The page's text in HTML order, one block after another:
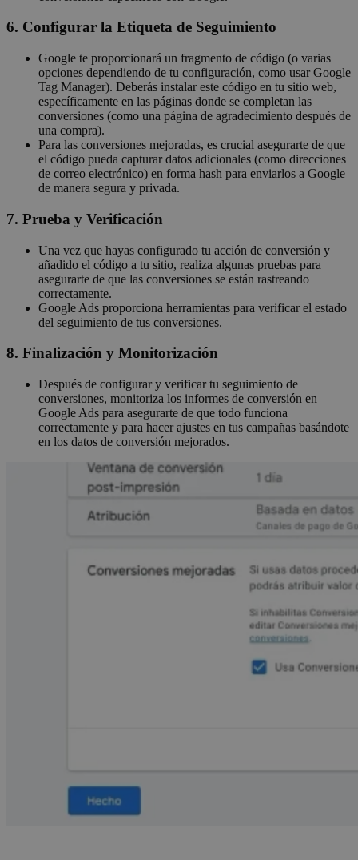
6. Configurar la Etiqueta de Seguimiento
Google te proporcionará un fragmento de código (o varias
opciones dependiendo de tu configuración, como usar Google
Tag Manager). Deberás instalar este código en tu sitio web,
específicamente en las páginas donde se completan las
conversiones (como una página de agradecimiento después de
una compra).
Para las conversiones mejoradas, es crucial asegurarte de que
el código pueda capturar datos adicionales (como direcciones
de correo electrónico) en forma hash para enviarlos a Google
de manera segura y privada.
7. Prueba y Verificación
Una vez que hayas configurado tu acción de conversión y
añadido el código a tu sitio, realiza algunas pruebas para
asegurarte de que las conversiones se están rastreando
correctamente.
Google Ads proporciona herramientas para verificar el estado
del seguimiento de tus conversiones.
8. Finalización y Monitorización
Después de configurar y verificar tu seguimiento de
conversiones, monitoriza los informes de conversión en
Google Ads para asegurarte de que todo funciona
correctamente y para hacer ajustes en tus campañas basándote
en los datos de conversión mejorados.